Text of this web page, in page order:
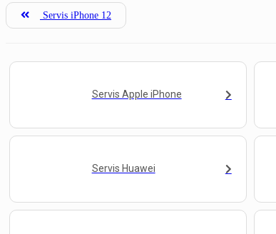
Servis iPhone 12
Servis Apple iPhone
Servis Huawei